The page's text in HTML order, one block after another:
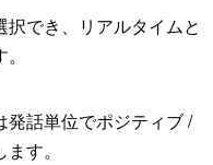
でき、リアルタイムと
話単位でポジティブ /
す。